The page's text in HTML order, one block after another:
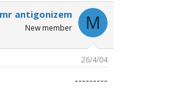
M
mr antigonizem
New member
26/4/04
---------